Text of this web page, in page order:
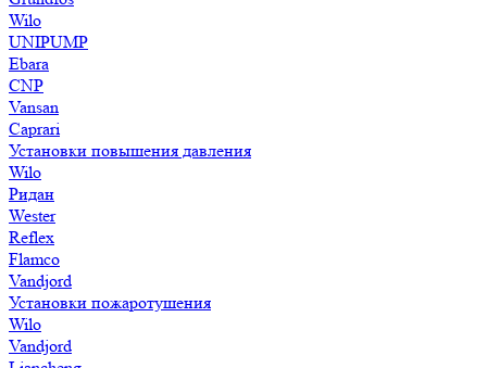
Wilo
UNIPUMP
Ebara
CNP
Vansan
Caprari
Установки повышения давления
Wilo
Ридан
Wester
Reflex
Flamco
Vandjord
Установки пожаротушения
Wilo
Vandjord